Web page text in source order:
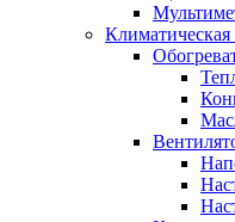
Климатическая